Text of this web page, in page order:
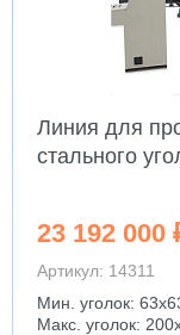
Линия для
стального
23 192 000
Артикул: 14311
Мин. уголок:
Макс. уголок: